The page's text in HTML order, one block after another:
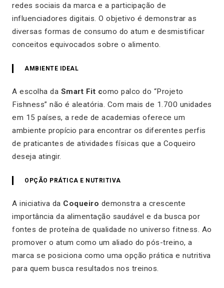
redes sociais da marca e a participação de
influenciadores digitais. O objetivo é demonstrar as
diversas formas de consumo do atum e desmistificar
conceitos equivocados sobre o alimento.
AMBIENTE IDEAL
A escolha da Smart Fit como palco do “Projeto
Fishness” não é aleatória. Com mais de 1.700 unidades
em 15 países, a rede de academias oferece um
ambiente propício para encontrar os diferentes perfis
de praticantes de atividades físicas que a Coqueiro
deseja atingir.
OPÇÃO PRÁTICA E NUTRITIVA
A iniciativa da Coqueiro demonstra a crescente
importância da alimentação saudável e da busca por
fontes de proteína de qualidade no universo fitness. Ao
promover o atum como um aliado do pós-treino, a
marca se posiciona como uma opção prática e nutritiva
para quem busca resultados nos treinos.